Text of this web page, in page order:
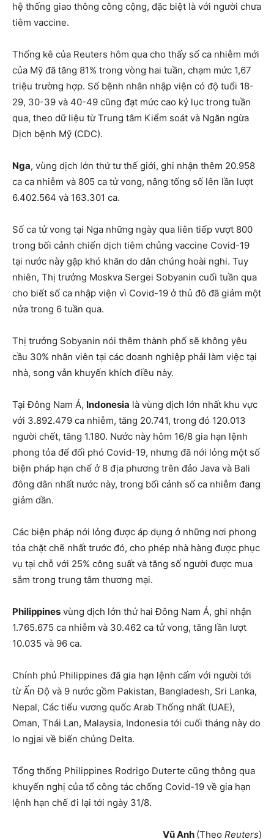
hệ thống giao thông công cộng, đặc biệt là với người chưa
tiêm vaccine.
Thống kê của Reuters hôm qua cho thấy số ca nhiễm mới
của Mỹ đã tăng 81% trong vòng hai tuần, chạm mức 1,67
triệu trường hợp. Số bệnh nhân nhập viện có độ tuổi 18-
29, 30-39 và 40-49 cũng đạt mức cao kỷ lục trong tuần
qua, theo dữ liệu từ Trung tâm Kiểm soát và Ngăn ngừa
Dịch bệnh Mỹ (CDC).
Nga, vùng dịch lớn thứ tư thế giới, ghi nhận thêm 20.958
ca ca nhiễm và 805 ca tử vong, nâng tống số lên lần lượt
6.402.564 và 163.301 ca.
Số ca tử vong tại Nga những ngày qua liên tiếp vượt 800
trong bối cảnh chiến dịch tiêm chủng vaccine Covid-19
tại nước này gặp khó khăn do dân chúng hoài nghi. Tuy
nhiên, Thị trưởng Moskva Sergei Sobyanin cuối tuần qua
cho biết số ca nhập viện vì Covid-19 ở thủ đô đã giảm một
nửa trong 6 tuần qua.
Thị trưởng Sobyanin nói thêm thành phố sẽ không yêu
cầu 30% nhân viên tại các doanh nghiệp phải làm việc tại
nhà, song vẫn khuyến khích điều này.
Tại Đông Nam Á, Indonesia là vùng dịch lớn nhất khu vực
với 3.892.479 ca nhiễm, tăng 20.741, trong đó 120.013
người chết, tăng 1.180. Nước này hôm 16/8 gia hạn lệnh
phong tỏa để đối phó Covid-19, nhưng đã nới lỏng một số
biện pháp hạn chế ở 8 địa phương trên đảo Java và Bali
đông dân nhất nước này, trong bối cảnh số ca nhiễm đang
giảm dần.
Các biện pháp nới lỏng được áp dụng ở những nơi phong
tỏa chặt chẽ nhất trước đó, cho phép nhà hàng được phục
vụ tại chỗ với 25% công suất và tăng số người được mua
sắm trong trung tâm thương mại.
Philippines vùng dịch lớn thứ hai Đông Nam Á, ghi nhận
1.765.675 ca nhiễm và 30.462 ca tử vong, tăng lần lượt
10.035 và 96 ca.
Chính phủ Philippines đã gia hạn lệnh cấm với người tới
từ Ấn Độ và 9 nước gồm Pakistan, Bangladesh, Sri Lanka,
Nepal, Các tiểu vương quốc Arab Thống nhất (UAE),
Oman, Thái Lan, Malaysia, Indonesia tới cuối tháng này do
lo ngjai về biến chủng Delta.
Tổng thống Philippines Rodrigo Duterte cũng thông qua
khuyến nghị của tổ công tác chống Covid-19 về gia hạn
lệnh hạn chế đi lại tới ngày 31/8.
Vũ Anh (Theo Reuters)